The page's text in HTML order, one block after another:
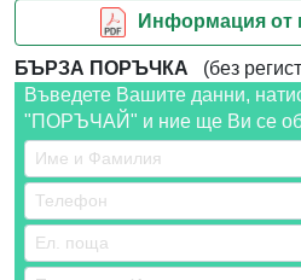
Информация от
БЪРЗА ПОРЪЧКА (без
Въведете Вашите данни,
"ПОРЪЧАЙ" и ние ще Ви се